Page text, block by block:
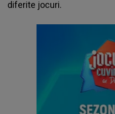
diferite jocuri.